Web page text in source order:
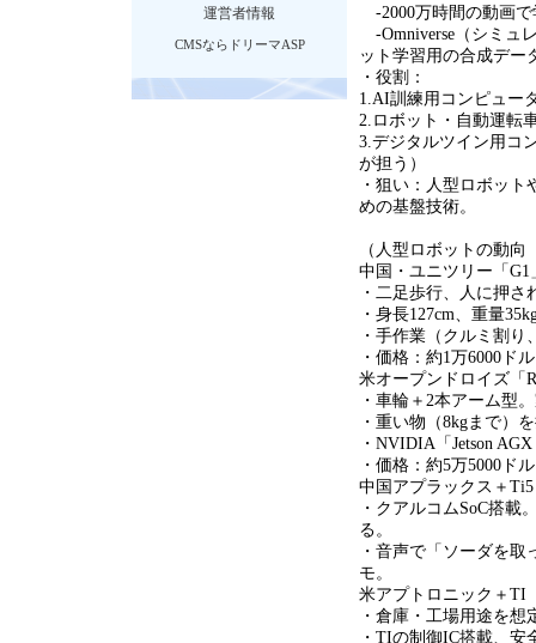
運営者情報
CMSならドリーマASP
-2000万時間の動画
-Omniverse （シミュ
ット学習用の合成デー
・役割：
1.AI訓練用コンピュー
2.ロボット・自動運転
3.デジタルツイン用コ
が担う）
・狙い：人型ロボッ
めの基盤技術。
（人型ロボットの動向
中国・ユニツリー「 G1
・二足歩行、人に押
・身長127cm、重量
・手作業（クルミ割
・価格：約1万6000 ド
米オープンドロイズ「
・車輪＋ 2本アーム型
・重い物（8kgまで）
・ NVIDIA 「 Jetson
・価格：約5万5000 ド
中国アプラックス＋ Ti5
・クアルコムSoC搭載
る。
・音声で「ソーダを
モ。
米アプトロニック＋ TI
・倉庫・工場用途を想
・ TIの制御IC搭載、安